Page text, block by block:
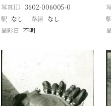
写真ID 3602-006005-0
駅 なし 路線 なし
撮影日 不明